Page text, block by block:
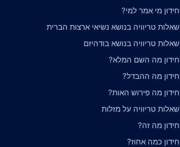
חידון מי אמר למי?
שאלות טריוויה בנושא נשיאי ארצות הברית
שאלות טריוויה בנושא בודהיזם
חידון מה השם המלא?
חידון מה ההבדל?
חידון מה פירוש האות?
שאלות טריוויה על מזלות
חידון מה זה?
חידון כמה אחוז?